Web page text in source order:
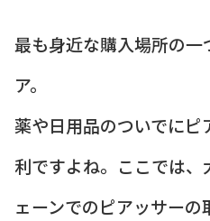
最も身近な購入場所の
ア。
薬や日用品のついでに
利ですよね。ここでは
ェーンでのピアッサー